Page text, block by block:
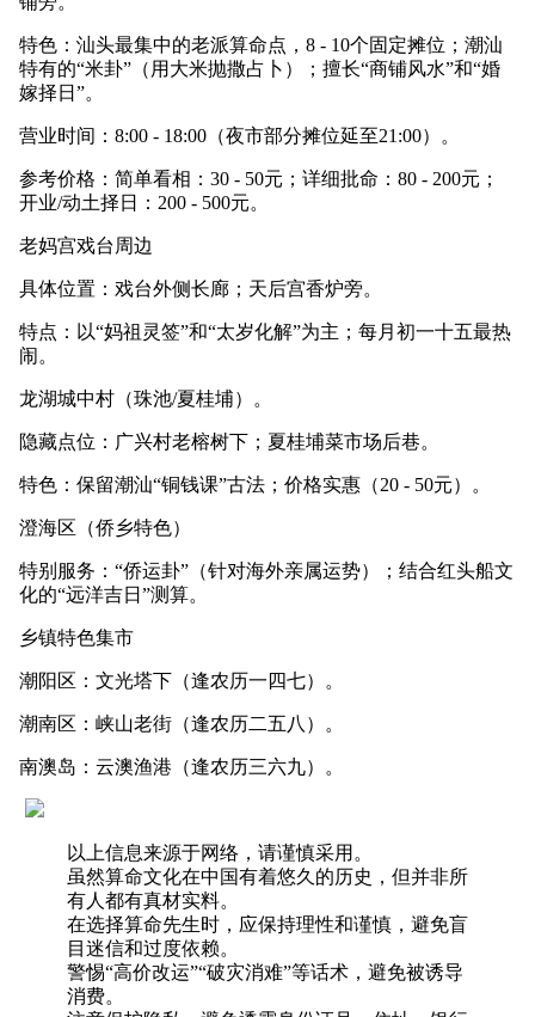
特色：汕头最集中的老派算命点，8 - 10个固定摊位；潮汕
特有的“米卦”（用大米抛撒占卜）；擅长“商铺风水”和“婚
嫁择日”。
营业时间：8:00 - 18:00（夜市部分摊位延至21:00）。
参考价格：简单看相：30 - 50元；详细批命：80 - 200元；
开业/动土择日：200 - 500元。
老妈宫戏台周边
具体位置：戏台外侧长廊；天后宫香炉旁。
特点：以“妈祖灵签”和“太岁化解”为主；每月初一十五最热
闹。
龙湖城中村（珠池/夏桂埔）。
隐藏点位：广兴村老榕树下；夏桂埔菜市场后巷。
特色：保留潮汕“铜钱课”古法；价格实惠（20 - 50元）。
澄海区（侨乡特色）
特别服务：“侨运卦”（针对海外亲属运势）；结合红头船文
化的“远洋吉日”测算。
乡镇特色集市
潮阳区：文光塔下（逢农历一四七）。
潮南区：峡山老街（逢农历二五八）。
南澳岛：云澳渔港（逢农历三六九）。
以上信息来源于网络，请谨慎采用。
虽然算命文化在中国有着悠久的历史，但并非所
有人都有真材实料。
在选择算命先生时，应保持理性和谨慎，避免盲
目迷信和过度依赖。
警惕“高价改运”“破灾消难”等话术，避免被诱导
消费。